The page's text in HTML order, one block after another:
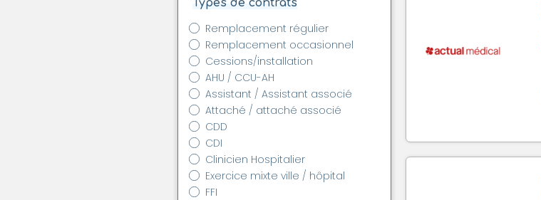
Types de contrats
Remplacement régulier
Remplacement occasionnel
Cessions/installation
AHU / CCU-AH
Assistant / Assistant associé
Attaché / attaché associé
CDD
CDI
Clinicien Hospitalier
Exercice mixte ville / hôpital
FFI